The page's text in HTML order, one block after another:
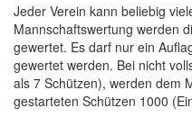
Jeder Verein kann beliebig
Mannschaftswertung werden
gewertet. Es darf nur ein
gewertet werden. Bei nicht
als 7 Schützen), werden dem
gestarteten Schützen 1000